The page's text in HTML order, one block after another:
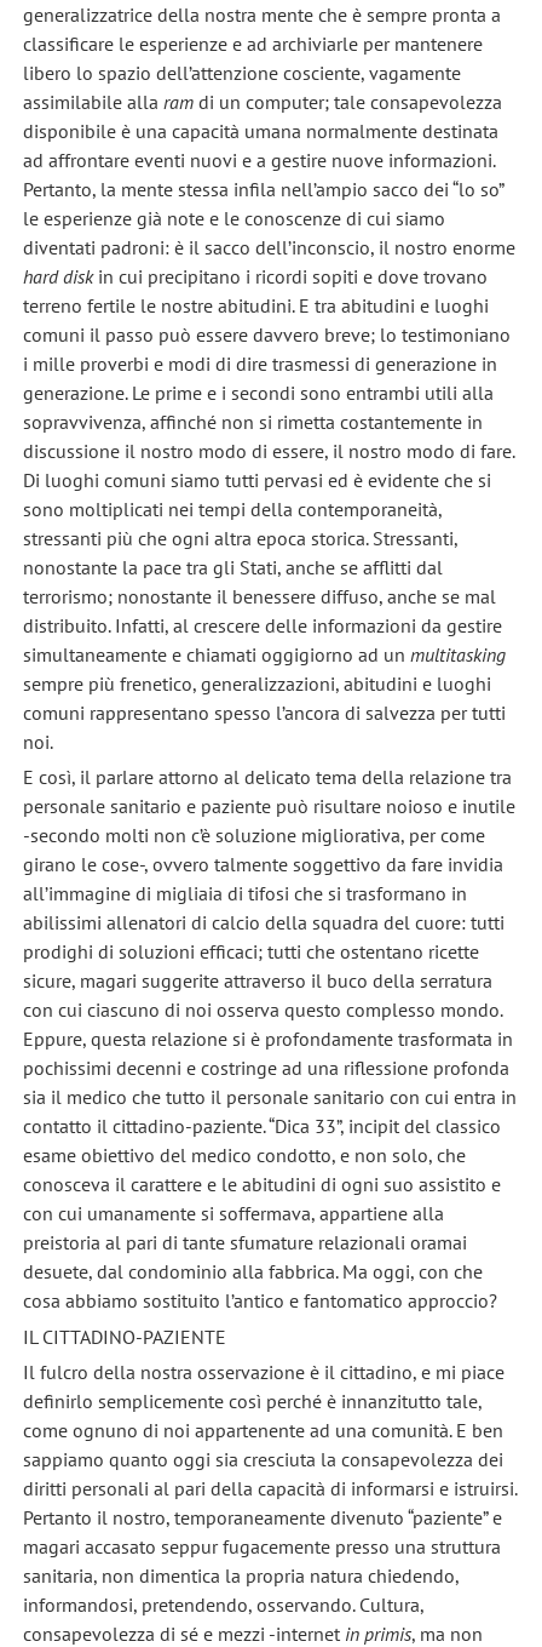
generalizzatrice della nostra mente che è sempre pronta a
classificare le esperienze e ad archiviarle per mantenere
libero lo spazio dell’attenzione cosciente, vagamente
assimilabile alla ramdi un computer; tale consapevolezza
disponibile è una capacità umana normalmente destinata
ad affrontare eventi nuovi e a gestire nuove informazioni.
Pertanto, la mente stessa infila nell’ampio sacco dei “lo so”
le esperienze già note e le conoscenze di cui siamo
diventati padroni: è il sacco dell’inconscio, il nostro enorme
hard diskin cui precipitano i ricordi sopiti e dove trovano
terreno fertile le nostre abitudini. E tra abitudini e luoghi
comuni il passo può essere davvero breve; lo testimoniano
i mille proverbi e modi di dire trasmessi di generazione in
generazione. Le prime e i secondi sono entrambi utili alla
sopravvivenza, affinché non si rimetta costantemente in
discussione il nostro modo di essere, il nostro modo di fare.
Di luoghi comuni siamo tutti pervasi ed è evidente che si
sono moltiplicati nei tempi della contemporaneità,
stressanti più che ogni altra epoca storica. Stressanti,
nonostante la pace tra gli Stati, anche se afflitti dal
terrorismo; nonostante il benessere diffuso, anche se mal
distribuito. Infatti, al crescere delle informazioni da gestire
simultaneamente e chiamati oggigiorno ad un multitasking
sempre più frenetico, generalizzazioni, abitudini e luoghi
comuni rappresentano spesso l’ancora di salvezza per tutti
noi.
E così, il parlare attorno al delicato tema della relazione tra
personale sanitario e paziente può risultare noioso e inutile
-secondo molti non c’è soluzione migliorativa, per come
girano le cose-, ovvero talmente soggettivo da fare invidia
all’immagine di migliaia di tifosi che si trasformano in
abilissimi allenatori di calcio della squadra del cuore: tutti
prodighi di soluzioni efficaci; tutti che ostentano ricette
sicure, magari suggerite attraverso il buco della serratura
con cui ciascuno di noi osserva questo complesso mondo.
Eppure, questa relazione si è profondamente trasformata in
pochissimi decenni e costringe ad una riflessione profonda
sia il medico che tutto il personale sanitario con cui entra in
contatto il cittadino-paziente. “Dica 33”, incipit del classico
esame obiettivo del medico condotto, e non solo, che
conosceva il carattere e le abitudini di ogni suo assistito e
con cui umanamente si soffermava, appartiene alla
preistoria al pari di tante sfumature relazionali oramai
desuete, dal condominio alla fabbrica. Ma oggi, con che
cosa abbiamo sostituito l’antico e fantomatico approccio?
IL CITTADINO-PAZIENTE
Il fulcro della nostra osservazione è il cittadino, e mi piace
definirlo semplicemente così perché è innanzitutto tale,
come ognuno di noi appartenente ad una comunità. E ben
sappiamo quanto oggi sia cresciuta la consapevolezza dei
diritti personali al pari della capacità di informarsi e istruirsi.
Pertanto il nostro, temporaneamente divenuto “paziente” e
magari accasato seppur fugacemente presso una struttura
sanitaria, non dimentica la propria natura chiedendo,
informandosi, pretendendo, osservando. Cultura,
consapevolezza di sé e mezzi -internet in primis, ma non